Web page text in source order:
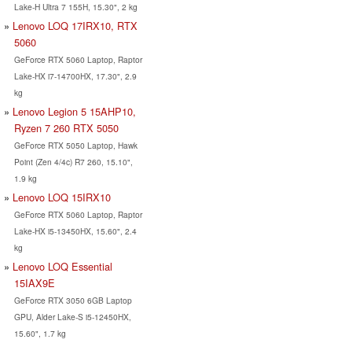
Lake-H Ultra 7 155H, 15.30", 2 kg
Lenovo LOQ 17IRX10, RTX
5060
GeForce RTX 5060 Laptop, Raptor
Lake-HX i7-14700HX, 17.30", 2.9
kg
Lenovo Legion 5 15AHP10,
Ryzen 7 260 RTX 5050
GeForce RTX 5050 Laptop, Hawk
Point (Zen 4/4c) R7 260, 15.10",
1.9 kg
Lenovo LOQ 15IRX10
GeForce RTX 5060 Laptop, Raptor
Lake-HX i5-13450HX, 15.60", 2.4
kg
Lenovo LOQ Essential
15IAX9E
GeForce RTX 3050 6GB Laptop
GPU, Alder Lake-S i5-12450HX,
15.60", 1.7 kg